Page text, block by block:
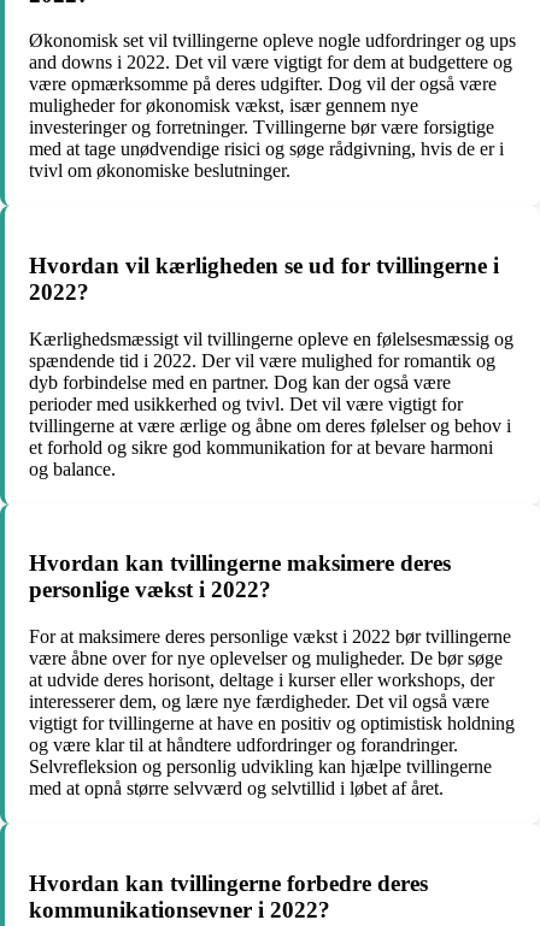
Økonomisk set vil tvillingerne opleve nogle udfordringer og ups
and downs i 2022. Det vil være vigtigt for dem at budgettere og
være opmærksomme på deres udgifter. Dog vil der også være
muligheder for økonomisk vækst, især gennem nye
investeringer og forretninger. Tvillingerne bør være forsigtige
med at tage unødvendige risici og søge rådgivning, hvis de er i
tvivl om økonomiske beslutninger.
Hvordan vil kærligheden se ud for tvillingerne i
2022?
Kærlighedsmæssigt vil tvillingerne opleve en følelsesmæssig og
spændende tid i 2022. Der vil være mulighed for romantik og
dyb forbindelse med en partner. Dog kan der også være
perioder med usikkerhed og tvivl. Det vil være vigtigt for
tvillingerne at være ærlige og åbne om deres følelser og behov i
et forhold og sikre god kommunikation for at bevare harmoni
og balance.
Hvordan kan tvillingerne maksimere deres
personlige vækst i 2022?
For at maksimere deres personlige vækst i 2022 bør tvillingerne
være åbne over for nye oplevelser og muligheder. De bør søge
at udvide deres horisont, deltage i kurser eller workshops, der
interesserer dem, og lære nye færdigheder. Det vil også være
vigtigt for tvillingerne at have en positiv og optimistisk holdning
og være klar til at håndtere udfordringer og forandringer.
Selvrefleksion og personlig udvikling kan hjælpe tvillingerne
med at opnå større selvværd og selvtillid i løbet af året.
Hvordan kan tvillingerne forbedre deres
kommunikationsevner i 2022?